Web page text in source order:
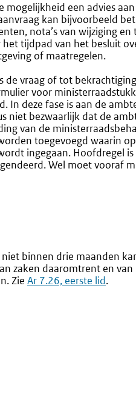
mogelijkheid een advies
kan bijvoorbeeld
nota’s van wijziging en
tijdpad van het besluit
of maatregelen.
de vraag of tot
voor
deze fase is aan de
niet bezwaarlijk dat de
van de
toegevoegd waarin
ingegaan. Hoofdregel
Wel moet vooraf
binnen drie maanden
zaken daaromtrent en
Zie Ar 7.26, eerste lid.